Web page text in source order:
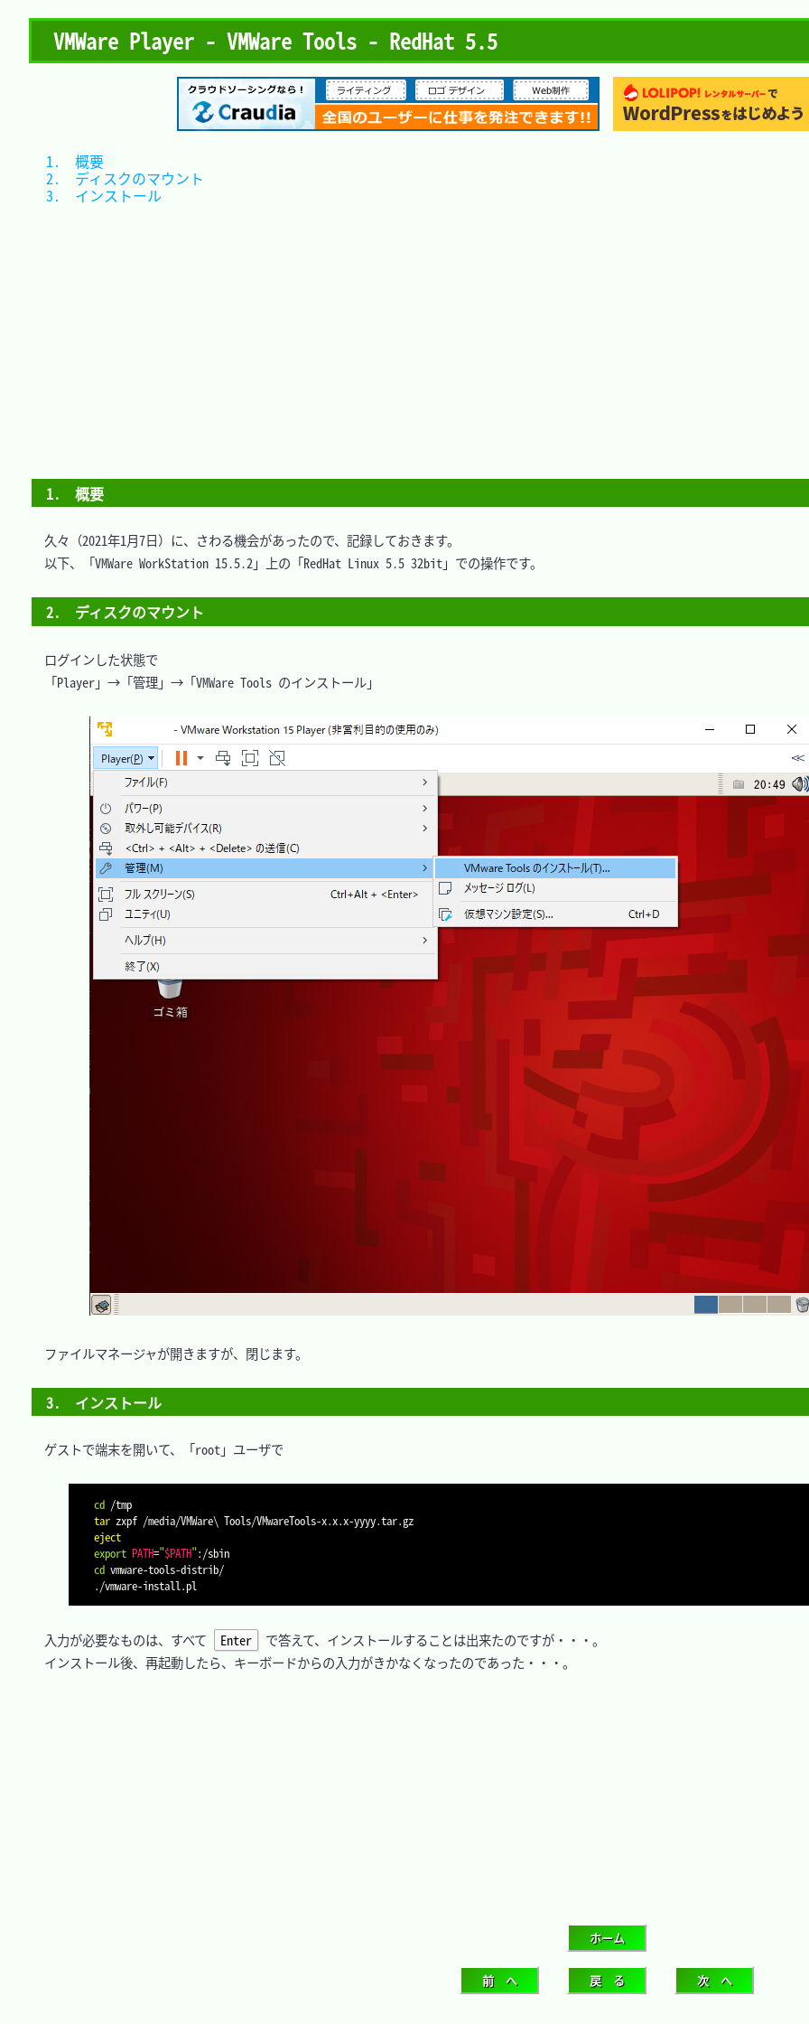
VMWare Player - VMWare Tools - RedHat 5.5
1.　概要
久々（2021年1月7日）に、さわる機会があったので、記録しておきます。
以下、「VMWare WorkStation 15.5.2」上の「RedHat Linux 5.5 32bit」での操作です。
2.　ディスクのマウント
ログインした状態で
「Player」→「管理」→「VMWare Tools のインストール」
ファイルマネージャが開きますが、閉じます。
3.　インストール
ゲストで端末を開いて、「root」ユーザで
cd
/tmp
tar zxpf /media/VMWare\
Tools/VMwareTools-x.x.x-yyyy.tar.gz
eject
export PATH="$PATH"
:/sbin
cd vmware-tools-distrib/
./vmware-install.pl
入力が必要なものは、すべて Enter
で答えて、インストールすることは出来たのですが・・・。
インストール後、再起動したら、キーボードからの入力がきかなくなったのであった・・・。